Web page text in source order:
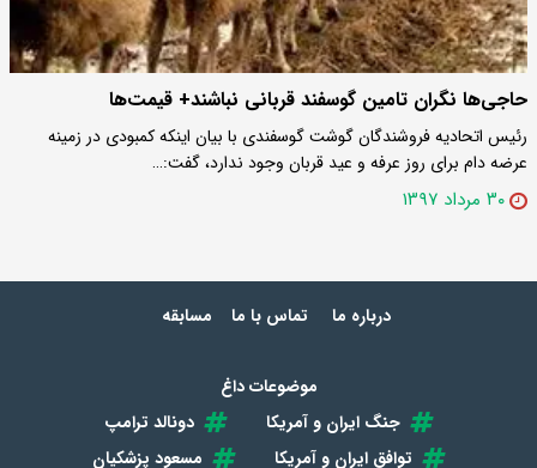
حاجی‌ها نگران تامین گوسفند قربانی نباشند+ قیمت‌ها
رئیس اتحادیه فروشندگان گوشت گوسفندی با بیان اینکه کمبودی در زمینه
عرضه دام برای روز عرفه و عید قربان وجود ندارد، گفت:…
۳۰ مرداد ۱۳۹۷
درباره ما تماس با ما مسابقه
موضوعات داغ
جنگ ایران و آمریکا
دونالد ترامپ
توافق ایران و آمریکا
مسعود پزشکیان